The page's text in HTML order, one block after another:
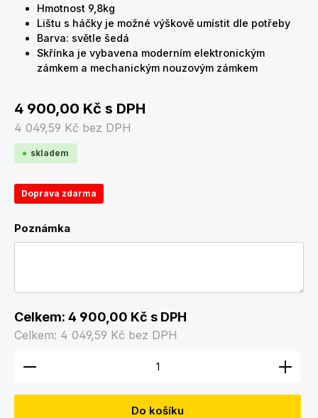
Hmotnost 9,8kg
Lištu s háčky je možné výškově umístit dle potřeby
Barva: světle šedá
Skřínka je vybavena moderním elektronickým
zámkem a mechanickým nouzovým zámkem
4 900,00 Kč s DPH
4 049,59 Kč bez DPH
skladem
Doprava zdarma
Poznámka
Celkem: 4 900,00 Kč s DPH
Celkem: 4 049,59 Kč bez DPH
Množství produktu: Zadejte požadované
Do košíku